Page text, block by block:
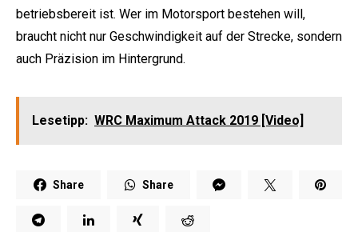
betriebsbereit ist. Wer im Motorsport bestehen will,
braucht nicht nur Geschwindigkeit auf der Strecke, sondern
auch Präzision im Hintergrund.
Lesetipp: WRC Maximum Attack 2019 [Video]
Share Share